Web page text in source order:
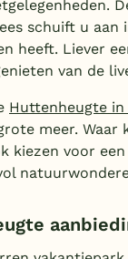
schuift u
heeft. Liever
van de
Huttenheugte
meer. Waar
kiezen voor